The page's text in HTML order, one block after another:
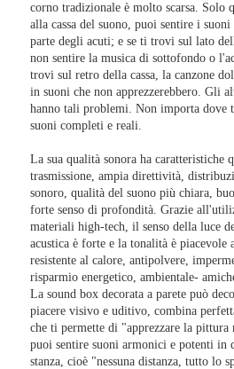
corno tradizionale è molto scarsa.
alla cassa del suono, puoi sentire i
parte degli acuti; e se ti trovi sul lato
non sentire la musica di sottofondo o
trovi sul retro della cassa, la canzone
in suoni che non apprezzerebbero. Gli
hanno tali problemi. Non importa
suoni completi e reali.
La sua qualità sonora ha caratteristiche
trasmissione, ampia direttività,
sonoro, qualità del suono più chiara,
forte senso di profondità. Grazie
materiali high-tech, il senso della luce
acustica è forte e la tonalità è piacevole
resistente al calore, antipolvere,
risparmio energetico, ambientale-
La sound box decorata a parete può
piacere visivo e uditivo, combina
che ti permette di "apprezzare la pittura
puoi sentire suoni armonici e potenti in
stanza, cioè "nessuna distanza, tutto lo